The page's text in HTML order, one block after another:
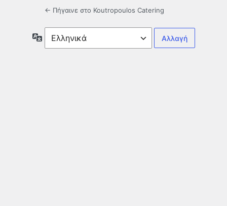
← Πήγαινε στο Koutropoulos Catering
Γλώσσα